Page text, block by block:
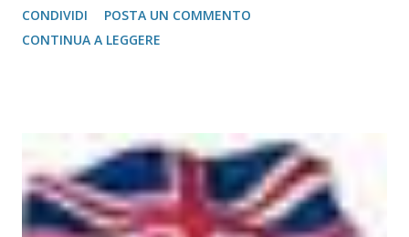
gestione post script integrata (quasi tutte le stampanti
salvo quelle del gruppo Ricoh che hanno bisogno di un
non è necessario scegliere tra moltissimi modelli, ma si
gestisce in modo più semplice. Purtroppo sul Mac non è
possibile (allo stato attuale) collegare print server di tipo
TP-Link, ovvero replicatori di porta USB su Lan, in quanto
CONDIVIDI
POSTA UN COMMENTO
CONTINUA A LEGGERE